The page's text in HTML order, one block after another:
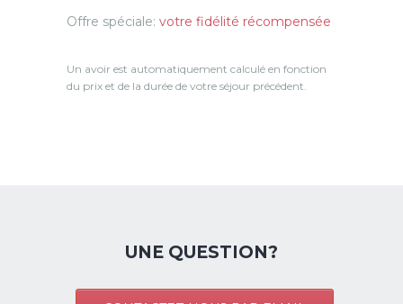
Offre spéciale: votre fidélité récompensée
Un avoir est automatiquement calculé en fonction
du prix et de la durée de votre séjour précédent.
UNE QUESTION?